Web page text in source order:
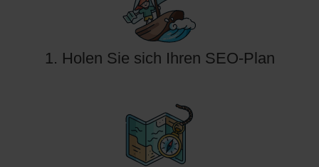
1. Holen Sie sich Ihren SEO-Plan